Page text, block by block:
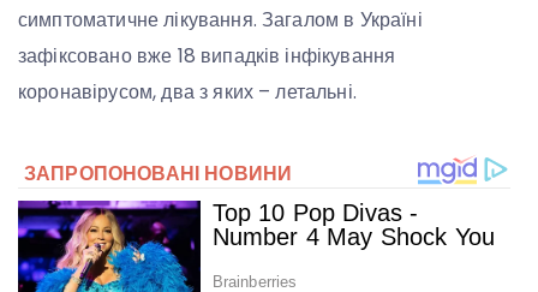
симптоматичне лікування. Загалом в Україні
зафіксовано вже 18 випадків інфікування
коронавірусом, два з яких – летальні.